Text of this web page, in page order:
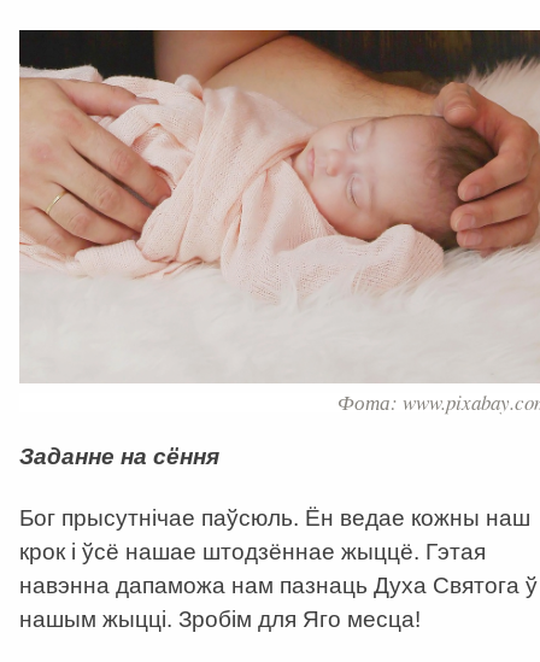
Фота:
Заданне на сёння
Бог прысутнічае паўсюль. Ён ведае кожны наш
крок і ўсё нашае штодзённае жыццё. Гэтая
навэнна дапаможа нам пазнаць Духа Святога ў
нашым жыцці. Зробім для Яго месца!